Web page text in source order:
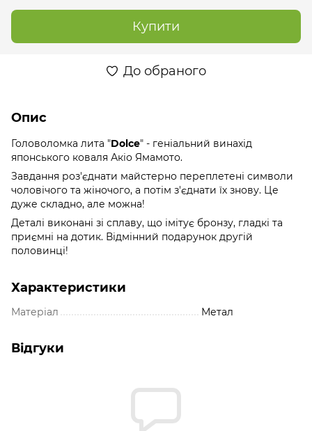
Купити
До обраного
Опис
Головоломка лита "Dolce" - геніальний винахід
японського коваля Акіо Ямамото.
Завдання роз'єднати майстерно переплетені символи
чоловічого та жіночого, а потім з'єднати їх знову. Це
дуже складно, але можна!
Деталі виконані зі сплаву, що імітує бронзу, гладкі та
приємні на дотик. Відмінний подарунок другій
половинці!
Характеристики
Матеріал Метал
Відгуки